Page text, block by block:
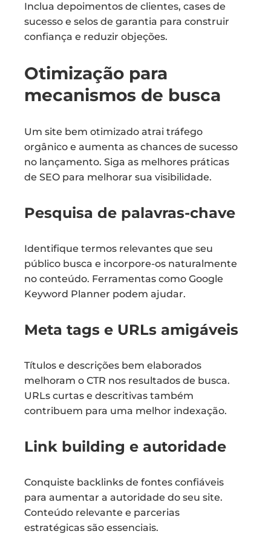
Inclua depoimentos de clientes, cases de
sucesso e selos de garantia para construir
confiança e reduzir objeções.
Otimização para
mecanismos de busca
Um site bem otimizado atrai tráfego
orgânico e aumenta as chances de sucesso
no lançamento. Siga as melhores práticas
de SEO para melhorar sua visibilidade.
Pesquisa de palavras-chave
Identifique termos relevantes que seu
público busca e incorpore-os naturalmente
no conteúdo. Ferramentas como Google
Keyword Planner podem ajudar.
Meta tags e URLs amigáveis
Títulos e descrições bem elaborados
melhoram o CTR nos resultados de busca.
URLs curtas e descritivas também
contribuem para uma melhor indexação.
Link building e autoridade
Conquiste backlinks de fontes confiáveis
para aumentar a autoridade do seu site.
Conteúdo relevante e parcerias
estratégicas são essenciais.